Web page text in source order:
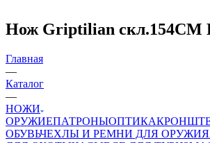
Нож Griptilian скл.154СМ
Главная
—
Каталог
—
НОЖИ
ОРУЖИЕПАТРОНЫОПТИКА
ОБУВЬЧЕХЛЫ И РЕМНИ ДЛЯ ОРУЖИЯ